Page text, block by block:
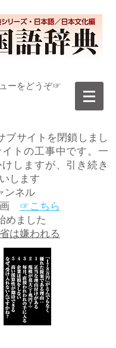
ーをどうぞ☞
ブサイトを閉鎖しまし
トの工事中です。一
しますが、引き続き
します
ンネル
☞こちら
めました
は嫌われる